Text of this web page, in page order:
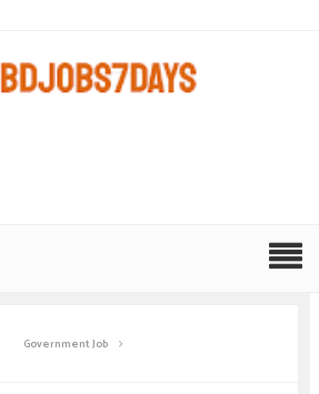
Government Job